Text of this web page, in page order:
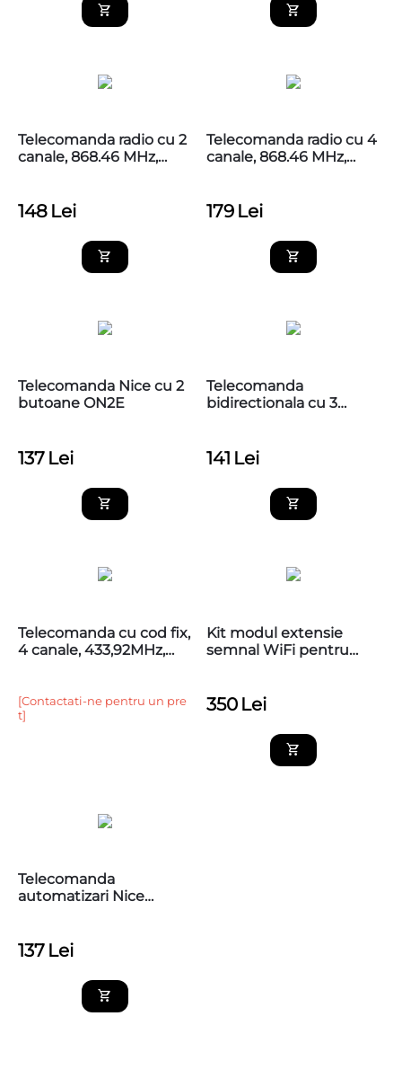
Telecomanda radio cu 2
canale, 868.46 MHz,
148 Lei
Telecomanda radio cu 4
canale, 868.46 MHz,
179 Lei
Telecomanda Nice cu 2
butoane ON2E
137 Lei
Telecomanda
bidirectionala cu 3
141 Lei
Telecomanda cu cod fix,
4 canale, 433,92MHz,
[Contactati-ne pentru un pre
t]
Kit modul extensie
semnal WiFi pentru
control de pe telefon,
350 Lei
Telecomanda
automatizari Nice
137 Lei